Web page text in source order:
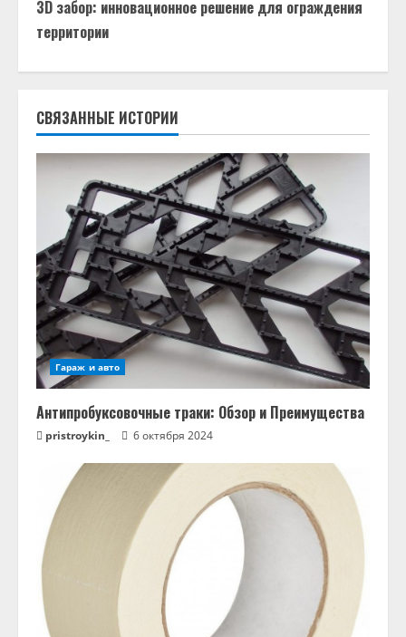
д
ж
и
ь
ч
т
е
н
и
3D забор: инновационное решение для ограждения
территории
СВЯЗАННЫЕ ИСТОРИИ
Гараж и авто
Антипробуксовочные траки: Обзор и Преимущества
pristroykin_ 6 октября 2024